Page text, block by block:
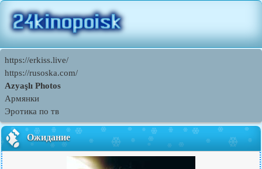
https://erkiss.live/
https://rusoska.com/
Azyaşlı Photos
Армянки
Эротика по тв
Ожидание